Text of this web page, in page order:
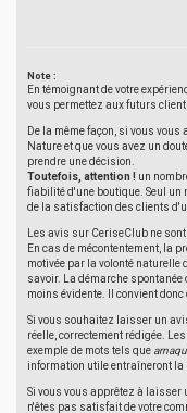
Note :
En témoignant de votre
vous permettez aux futurs
De la même façon, si vous
Nature et que vous avez un
prendre une décision.
Toutefois, attention ! un
fiabilité d'une boutique. Seul un
de la satisfaction des clients
Les avis sur CeriseClub ne
En cas de mécontentement, la
motivée par la volonté naturelle
savoir. La démarche
moins évidente. Il convient
Si vous souhaitez laisser un
réelle, correctement rédigée.
exemple de mots tels que
information utile entraîneront la
Si vous vous apprêtez à
n'êtes pas satisfait de votre